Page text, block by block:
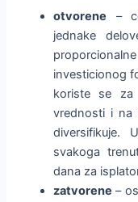
otvorene –
jednake
investicionog
koriste se za
vrednosti i na
diversifikuje.
svakoga
dana za
zatvorene –